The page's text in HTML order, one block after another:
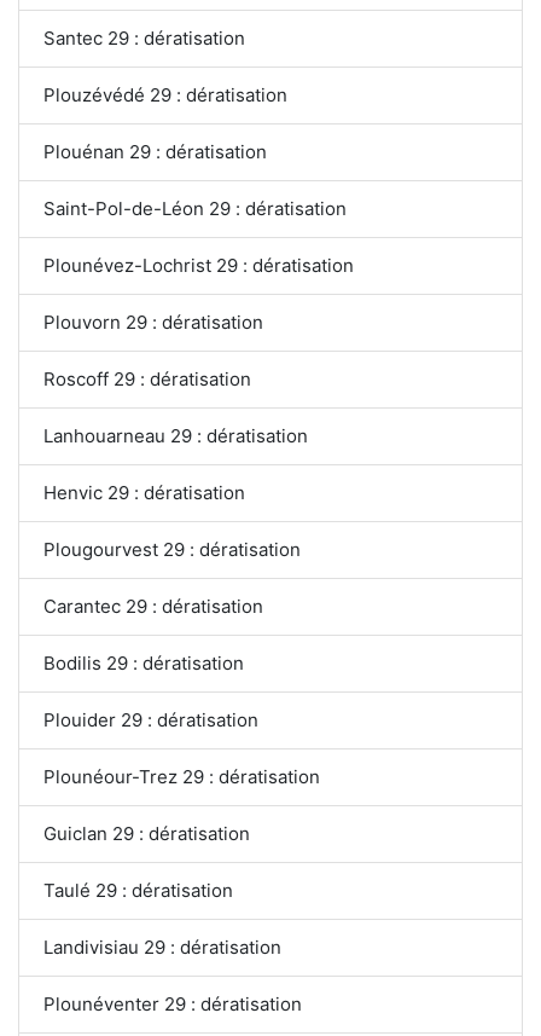
Santec 29 : dératisation
Plouzévédé 29 : dératisation
Plouénan 29 : dératisation
Saint-Pol-de-Léon 29 : dératisation
Plounévez-Lochrist 29 : dératisation
Plouvorn 29 : dératisation
Roscoff 29 : dératisation
Lanhouarneau 29 : dératisation
Henvic 29 : dératisation
Plougourvest 29 : dératisation
Carantec 29 : dératisation
Bodilis 29 : dératisation
Plouider 29 : dératisation
Plounéour-Trez 29 : dératisation
Guiclan 29 : dératisation
Taulé 29 : dératisation
Landivisiau 29 : dératisation
Plounéventer 29 : dératisation